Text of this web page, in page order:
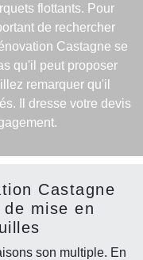
flottants. Pour
de rechercher
Castagne se
qu'il peut proposer
remarquer qu'il
Il dresse votre devis
Castagne
mise en
son multiple. En